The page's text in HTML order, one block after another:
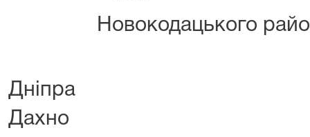
Новокодацького
Дахно